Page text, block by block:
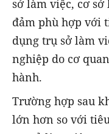
sở làm việc, cơ
đảm phù hợp với
dụng trụ sở làm
nghiệp do cơ
hành.
Trường hợp sau
lớn hơn so với